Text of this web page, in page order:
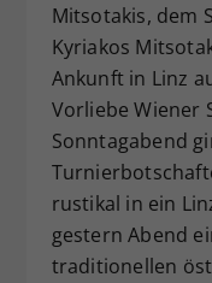
Mitsotakis, dem
Kyriakos
Ankunft in Linz
Vorliebe Wiener
Sonntagabend
rustikal in ein
gestern Abend
traditionellen